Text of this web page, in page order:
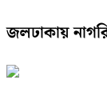
জলঢাকায়